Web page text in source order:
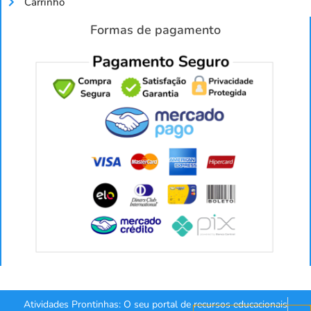
Formas de pagamento
Atividades Prontinhas: O seu portal de recursos educacionais